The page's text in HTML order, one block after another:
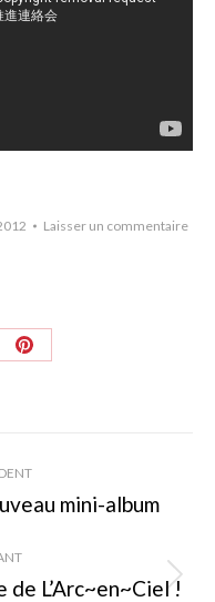
Laisser un commentaire
Share
mini-album
L’Arc~en~Ciel !